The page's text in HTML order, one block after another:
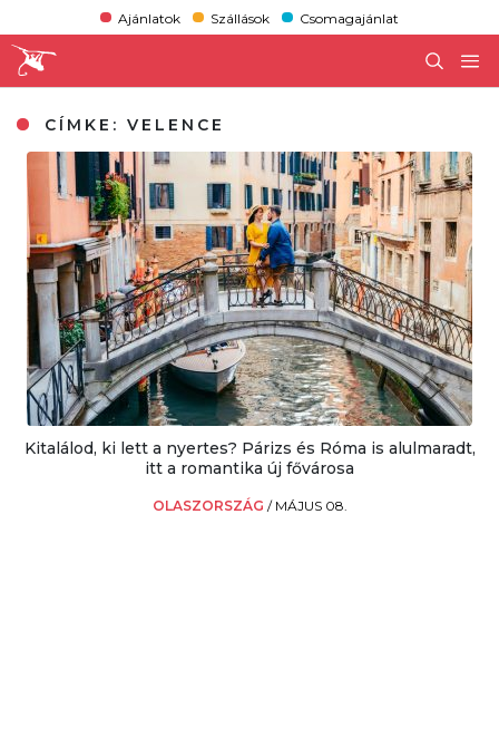
Ajánlatok Szállások Csomagajánlat
CÍMKE:VELENCE
Kitalálod, ki lett a nyertes? Párizs és Róma is alulmaradt,
itt a romantika új fővárosa
OLASZORSZÁG / MÁJUS 08.